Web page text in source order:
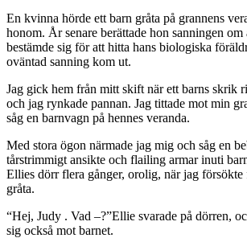
En kvinna hörde ett barn gråta på grannens
honom. År senare berättade hon sanningen
bestämde sig för att hitta hans biologiska
oväntad sanning kom ut.
Jag gick hem från mitt skift när ett barns skrik
och jag rynkade pannan. Jag tittade mot min
såg en barnvagn på hennes veranda.
Med stora ögon närmade jag mig och såg en
tårstrimmigt ansikte och flailing armar inuti
Ellies dörr flera gånger, orolig, när jag försökte
gråta.
“Hej, Judy . Vad –?”Ellie svarade på dörren,
sig också mot barnet.